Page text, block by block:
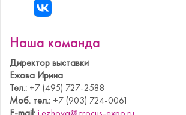
Наша команда
Директор выставки
Ежова Ирина
Тел.: +7 (495) 727-2588
Моб. тел.: +7 (903) 724-0061